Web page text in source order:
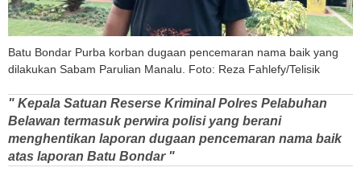
Batu Bondar Purba korban dugaan pencemaran nama baik yang
dilakukan Sabam Parulian Manalu. Foto: Reza Fahlefy/Telisik
" Kepala Satuan Reserse Kriminal Polres Pelabuhan
Belawan termasuk perwira polisi yang berani
menghentikan laporan dugaan pencemaran nama baik
atas laporan Batu Bondar "